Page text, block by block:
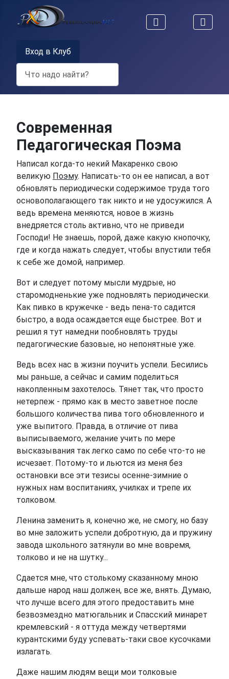
Вход в Клуб
Современная
Педагогическая Поэма
Написал когда-то некий Макаренко свою
великую Поэму. Написать-то он ее написал, а вот
обновлять периодически содержимое труда того
основополагающего так никто и не удосужился. А
ведь времена меняются, новое в жизнь
внедряется столь активно, что не приведи
Господи! Не знаешь, порой, даже какую кнопочку,
где и когда нажать следует, чтобы впустили тебя
к себе же домой, например.
Вот и следует потому мысли мудрые, но
старомодненькие уже подновлять периодически.
Как пивко в кружечке - ведь пена-то садится
быстро, а вода осаждается еще быстрее. Вот и
решил я тут намедни пообновлять труды
педагогические базовые, но непонятные уже.
Ведь всех нас в жизни поучить успели. Бесились
мы раньше, а сейчас и самим поделиться
накопленным захотелось. Тянет так, что просто
нетерпеж - прямо как в место заветное после
большого количества пива того обновленного и
уже выпитого. Правда, в отличие от пива
выписываемого, желание учить по мере
высказывания так легко само по себе что-то не
исчезает. Потому-то и льются из меня без
остановки все эти тезисы осенне-зимние о
нужных нам воспитаниях, училках и трепе их
толковом.
Ленина заменить я, конечно же, не смогу, но базу
во мне заложить успели добротную, да и пружину
завода школьного затянули во мне вовремя,
толково и не на шутку...
Сдается мне, что столькому сказанному мною
дальше народ наш должен, все же, внять. Думаю,
что лучше всего для этого предоставить мне
безвозмездно матюгальник и Спасский минарет
кремлевский - я оттуда между четвертями
курантскими буду успевать-таки свое кусочками
излагать.
Даже нашим людям вещи мои толковые